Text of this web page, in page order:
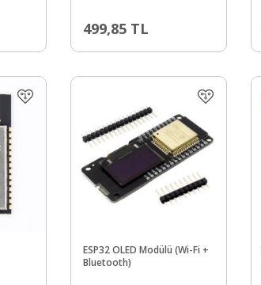
499,85 TL
ESP32 OLED Modülü (Wi-Fi +
Bluetooth)